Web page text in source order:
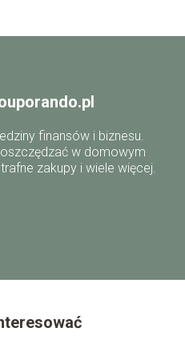
finansów i biznesu.
w domowym
zakupy i wiele więcej.